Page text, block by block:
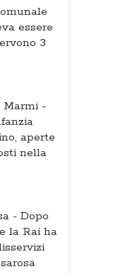
essere
3
Marmi -
aperte
nella
- Dopo
la Rai ha